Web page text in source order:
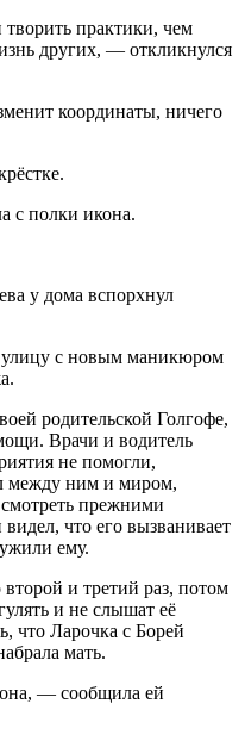
практики, чем
других, — откликнулся
координаты, ничего
с полки икона.
у дома вспорхнул
с новым маникюром
родительской Голгофе,
Врачи и водитель
не помогли,
между ним и миром,
прежними
что его вызванивает
ему.
и третий раз, потом
и не слышат её
что Ларочка с Борей
мать.
— сообщила ей